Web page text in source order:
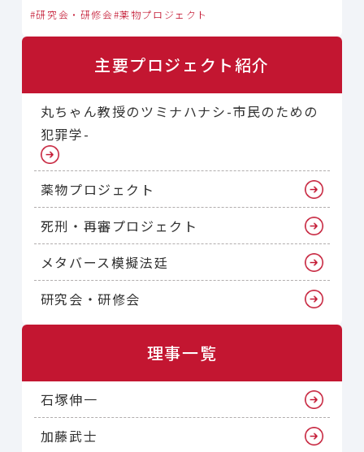
研究会・研修会 薬物プロジェクト
主要プロジェクト紹介
丸ちゃん教授のツミナハナシ-市民のための
犯罪学-
薬物プロジェクト
死刑・再審プロジェクト
メタバース模擬法廷
研究会・研修会
理事一覧
石塚伸一
加藤武士